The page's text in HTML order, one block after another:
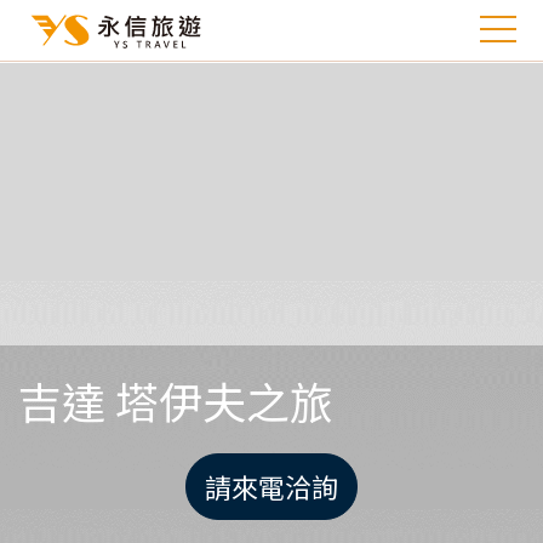
吉達 塔伊夫之旅
請來電洽詢